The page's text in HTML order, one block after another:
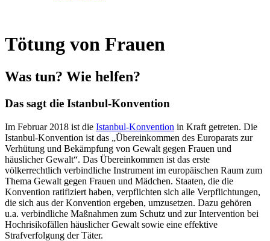
Tötung von Frauen
Was tun? Wie helfen?
Das sagt die Istanbul-Konvention
Im Februar 2018 ist die Istanbul-Konvention in Kraft getreten. Die
Istanbul-Konvention ist das „Übereinkommen des Europarats zur
Verhütung und Bekämpfung von Gewalt gegen Frauen und
häuslicher Gewalt“. Das Übereinkommen ist das erste
völkerrechtlich verbindliche Instrument im europäischen Raum zum
Thema Gewalt gegen Frauen und Mädchen. Staaten, die die
Konvention ratifiziert haben, verpflichten sich alle Verpflichtungen,
die sich aus der Konvention ergeben, umzusetzen. Dazu gehören
u.a. verbindliche Maßnahmen zum Schutz und zur Intervention bei
Hochrisikofällen häuslicher Gewalt sowie eine effektive
Strafverfolgung der Täter.